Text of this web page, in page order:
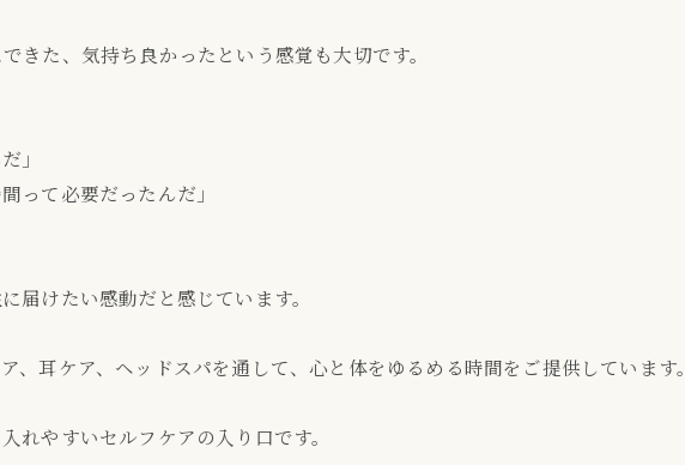
きた、気持ち良かったという感覚も大切です。
」
って必要だったんだ」
届けたい感動だと感じています。
、耳ケア、ヘッドスパを通して、心と体をゆるめる時間をご提供しています。
れやすいセルフケアの入り口です。